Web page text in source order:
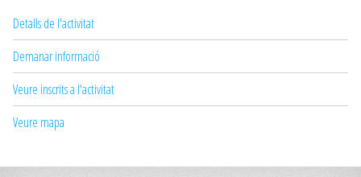
Detalls de l'activitat
Demanar informació
Veure inscrits a l'activitat
Veure mapa